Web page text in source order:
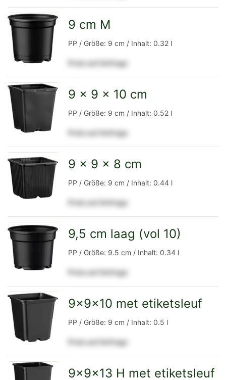
Detailseite
Detailseite
9 cm M
PP / Größe: 9 cm / Inhalt: 0.32 l
Preis auf Anfrage
Detailseite
9 x 9 x 10 cm
PP / Größe: 9 cm / Inhalt: 0.52 l
Preis auf Anfrage
Detailseite
9 x 9 x 8 cm
PP / Größe: 9 cm / Inhalt: 0.44 l
Preis auf Anfrage
Detailseite
9,5 cm laag (vol 10)
PP / Größe: 9.5 cm / Inhalt: 0.34 l
Preis auf Anfrage
Detailseite
9x9x10 met etiketsleuf
PP / Größe: 9 cm / Inhalt: 0.5 l
Preis auf Anfrage
9x9x13 H met etiketsleuf